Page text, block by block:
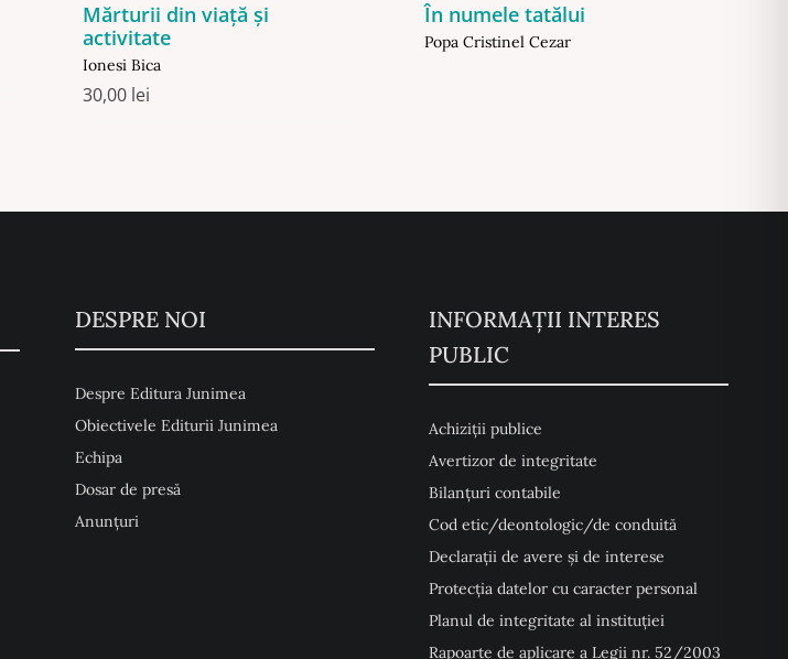
Mărturii din viaţă şi
activitate
Ionesi Bica
30,00 lei
În numele tatălui
Popa Cristinel Cezar
DESPRE NOI
Despre Editura Junimea
Obiectivele Editurii Junimea
Echipa
Dosar de presă
Anunţuri
INFORMAȚII INTERES
PUBLIC
Achiziții publice
Avertizor de integritate
Bilanțuri contabile
Cod etic/deontologic/de conduită
Declarații de avere și de interese
Protecția datelor cu caracter personal
Planul de integritate al instituției
Rapoarte de aplicare a Legii nr. 52/2003